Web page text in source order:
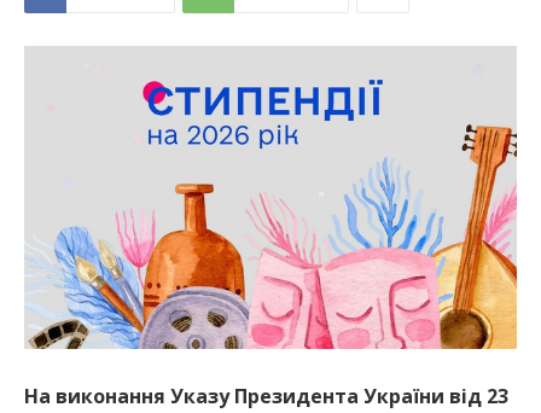
На виконання Указу Президента України від 23